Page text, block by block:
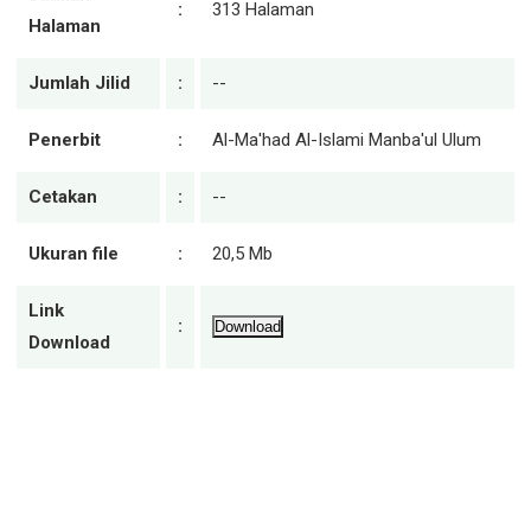
Halaman
: 313 Halaman
Jumlah Jilid : --
Penerbit : Al-Ma'had Al-Islami Manba'ul Ulum
Cetakan : --
Ukuran file : 20,5 Mb
Link
Download
: Download